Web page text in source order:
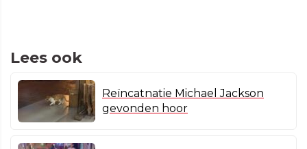
Lees ook
Reïncatnatie Michael Jackson
gevonden hoor